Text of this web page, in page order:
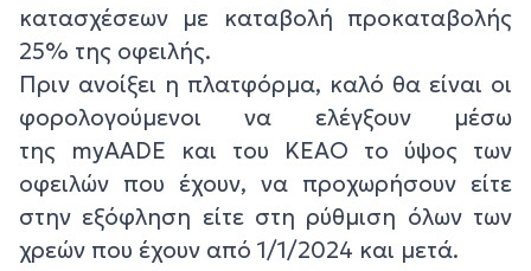
κατασχέσεων με καταβολή προκαταβολής
25% της οφειλής.
Πριν ανοίξει η πλατφόρμα, καλό θα είναι οι
φορολογούμενοι να ελέγξουν μέσω
της myAADE και του ΚΕΑΟ το ύψος των
οφειλών που έχουν, να προχωρήσουν είτε
στην εξόφληση είτε στη ρύθμιση όλων των
χρεών που έχουν από 1/1/2024 και μετά.